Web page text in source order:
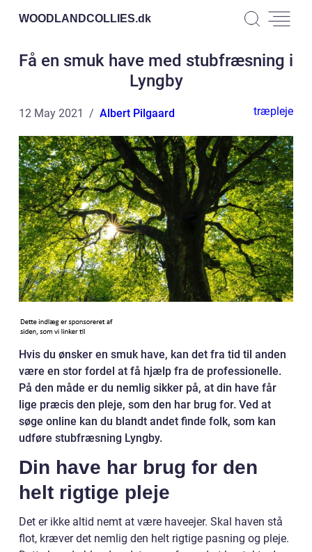
WOODLANDCOLLIES.dk
Få en smuk have med stubfræsning i
Lyngby
12 May 2021 Albert Pilgaard træpleje
Hvis du ønsker en smuk have, kan det fra tid til anden
være en stor fordel at få hjælp fra de professionelle.
På den måde er du nemlig sikker på, at din have får
lige præcis den pleje, som den har brug for. Ved at
søge online kan du blandt andet finde folk, som kan
udføre stubfræsning Lyngby.
Din have har brug for den
helt rigtige pleje
Det er ikke altid nemt at være haveejer. Skal haven stå
flot, kræver det nemlig den helt rigtige pasning og pleje.